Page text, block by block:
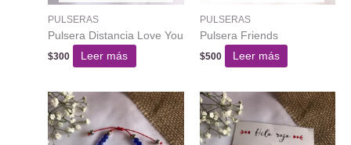
PULSERAS
Pulsera Distancia Love You
$300 Leer más
PULSERAS
Pulsera Friends
$500 Leer más